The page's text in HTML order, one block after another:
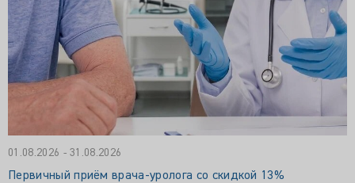
01.08.2026 - 31.08.2026
Первичный приём врача-уролога со скидкой 13%